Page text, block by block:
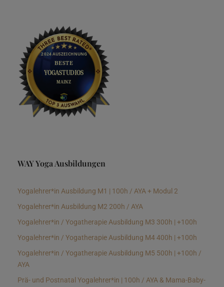
WAY Yoga Ausbildungen
Yogalehrer*in Ausbildung M1 | 100h / AYA + Modul 2
Yogalehrer*in Ausbildung M2 200h / AYA
Yogalehrer*in / Yogatherapie Ausbildung M3 300h | +100h
Yogalehrer*in / Yogatherapie Ausbildung M4 400h | +100h
Yogalehrer*in / Yogatherapie Ausbildung M5 500h | +100h /
AYA
Prä- und Postnatal Yogalehrer*in | 100h / AYA & Mama-Baby-